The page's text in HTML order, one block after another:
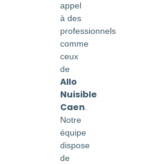
appel
à des
professionnels
comme
ceux
de
Allo
Nuisible
Caen.
Notre
équipe
dispose
de